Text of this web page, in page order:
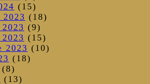
(15)
2023 (18)
(9)
(15)
2023 (10)
(18)
(8)
(13)